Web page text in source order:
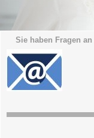
Sie haben Fragen